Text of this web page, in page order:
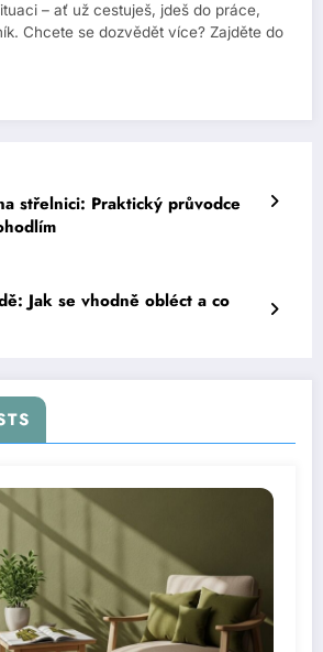
– ať už cestuješ, jdeš do práce,
Chcete se dozvědět více? Zajděte do
střelnici: Praktický průvodce
Jak se vhodně obléct a co